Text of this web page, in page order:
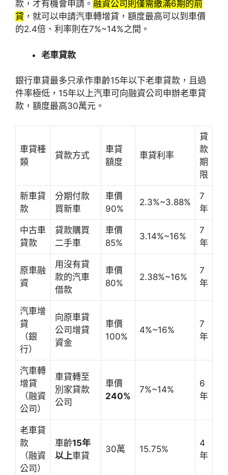
款，才有機會申請。 融資公司則僅需繳滿6期的前
貸 ，就可以申請汽車轉增貸，額度最高可以到車價
的2.4倍、利率則在7%~14%之間。
老車貸款
銀行車貸最多只承作車齡15年以下老車貸款，且過
件率極低，15年以上汽車可向融資公司申辦老車貸
款，額度最高30萬元。
車貸種
類
貸款方式
車貸
額度
車貸利率
貸
款
期
限
新車貸
款
分期付款
買新車
車價
90%
2.3%~3.88%
7
年
中古車
貸款
貸款購買
二手車
車價
85%
3.14%~16%
7
年
原車融
資
用沒有貸
款的汽車
借款
車價
80%
2.38%~16%
7
年
汽車增
貸
（銀
行）
向原車貸
公司增貸
資金
車價
100%
4%~16%
7
年
汽車轉
增貸
（融資
公司）
車貸轉至
別家貸款
公司
車價
240%
7%~14%
6
年
老車貸
款
（融資
公司）
車齡15年
以上車貸
30萬 15.75%
4
年